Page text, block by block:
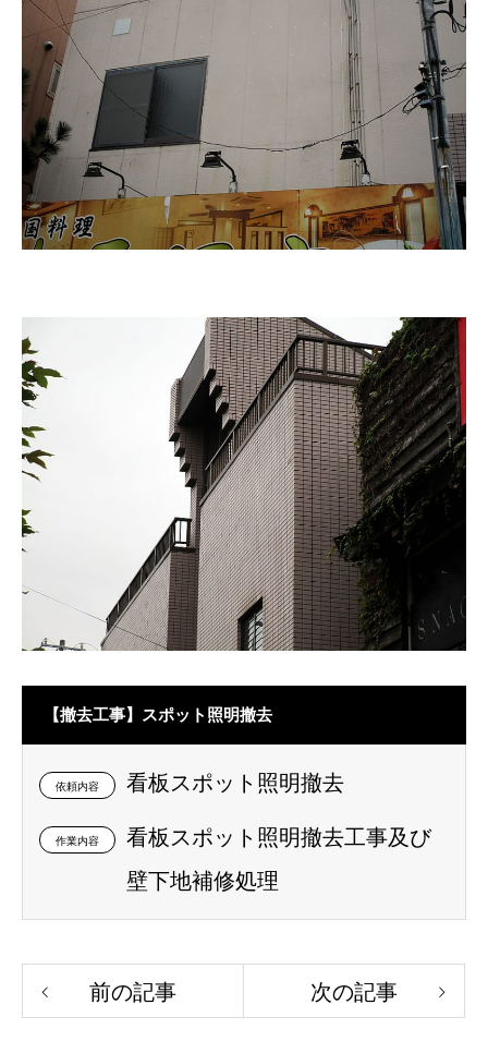
【撤去工事】スポット照明撤去
依頼内容 看板スポット照明撤去
作業内容
看板スポット照明撤去工事及び
壁下地補修処理
前の記事 次の記事